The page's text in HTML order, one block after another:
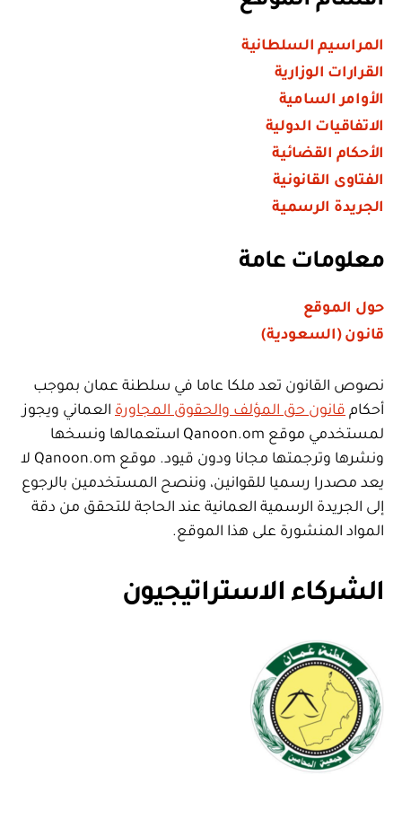
المراسيم السلطانية
القرارات الوزارية
الأوامر السامية
الاتفاقيات الدولية
الأحكام القضائية
الفتاوى القانونية
الجريدة الرسمية
معلومات عامة
حول الموقع
قانون (السعودية)
نصوص القانون تعد ملكا عاما في سلطنة عمان بموجب
أحكام قانون حق المؤلف والحقوق المجاورة العماني ويجوز
لمستخدمي موقع Qanoon.om استعمالها ونسخها
ونشرها وترجمتها مجانا ودون قيود. موقع Qanoon.om لا
يعد مصدرا رسميا للقوانين، وننصح المستخدمين بالرجوع
إلى الجريدة الرسمية العمانية عند الحاجة للتحقق من دقة
المواد المنشورة على هذا الموقع.
الشركاء الاستراتيجيون